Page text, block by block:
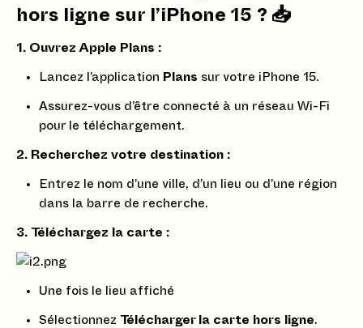
hors ligne sur l’iPhone 15 ? 📥
1. Ouvrez Apple Plans :
Lancez l’application Plans sur votre iPhone 15.
Assurez-vous d’être connecté à un réseau Wi-Fi
pour le téléchargement.
2. Recherchez votre destination :
Entrez le nom d’une ville, d’un lieu ou d’une région
dans la barre de recherche.
3. Téléchargez la carte :
Une fois le lieu affiché
Sélectionnez Télécharger la carte hors ligne.